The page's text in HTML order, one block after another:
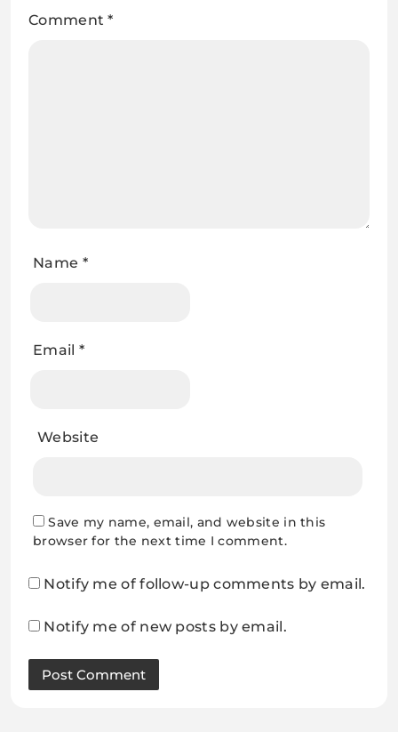
Comment*
Name *
Email *
Website
Save my name, email, and website in this
browser for the next time I comment.
Notify me of follow-up comments by email.
Notify me of new posts by email.